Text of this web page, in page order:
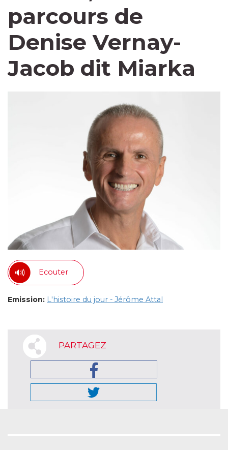
parcours de
Denise Vernay-
Jacob dit Miarka
Ecouter
Emission: L'histoire du jour - Jérôme Attal
PARTAGEZ